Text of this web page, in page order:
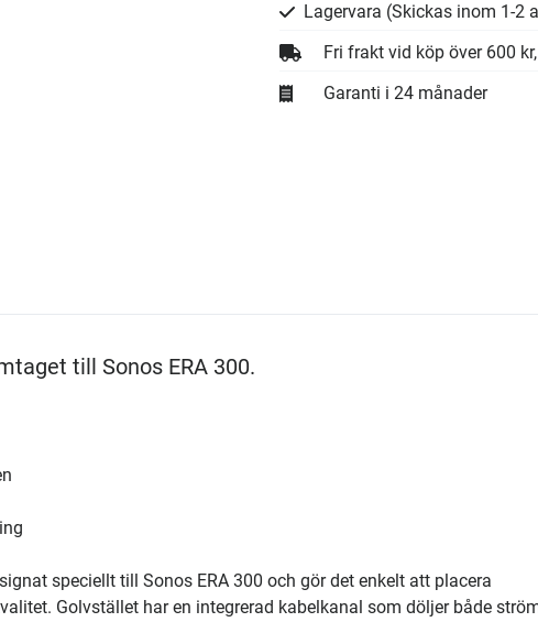
Lagervara (Skickas inom 1-2
Fri frakt vid köp över 600
Garanti i 24 månader
till Sonos ERA 300.
speciellt till Sonos ERA 300 och gör det enkelt att placera
Golvstället har en integrerad kabelkanal som döljer både